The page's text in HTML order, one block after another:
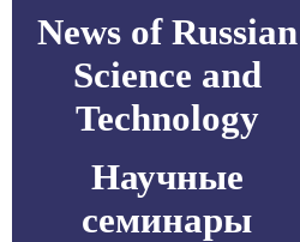
News of Russian
Science and
Technology
Научные
семинары